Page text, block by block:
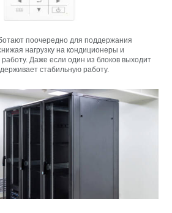
поочередно для поддержания
нагрузку на кондиционеры и
Даже если один из блоков выходит
стабильную работу.